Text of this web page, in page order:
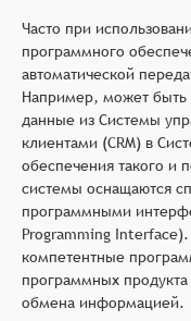
Часто при
программного
автоматической
Например, может быть
данные из Системы
клиентами (CRM) в
обеспечения такого
системы оснащаются
программными
Programming
компетентные
программных
обмена информацией.